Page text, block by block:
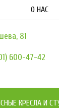
О НАС
81
600-47-42
КРЕСЛА И